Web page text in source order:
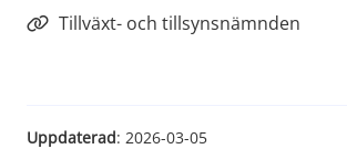
Tillväxt- och tillsynsnämnden
Uppdaterad: 2026-03-05